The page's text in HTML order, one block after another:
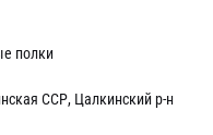
полки
ССР, Цалкинский р-н